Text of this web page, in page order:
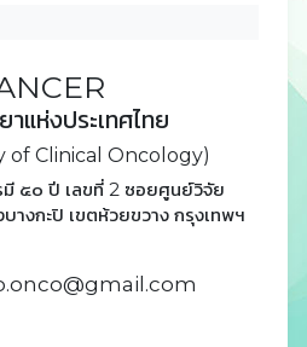
าแห่งประเทศไทย
of Clinical Oncology)
มี ๕๐ ปี เลขที่ 2 ซอยศูนย์วิจัย
างกะปิ เขตห้วยขวาง กรุงเทพฯ